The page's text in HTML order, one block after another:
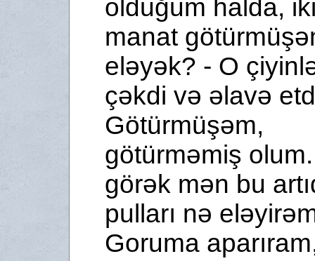
olduğum halda,
manat
eləyək? - O
çəkdi və əlavə
Götür­müşəm,
götürməmiş
görək mən bu
pulları nə
Goruma